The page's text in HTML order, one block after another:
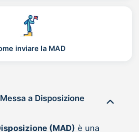
inviare la MAD
Disposizione
(MAD) è una